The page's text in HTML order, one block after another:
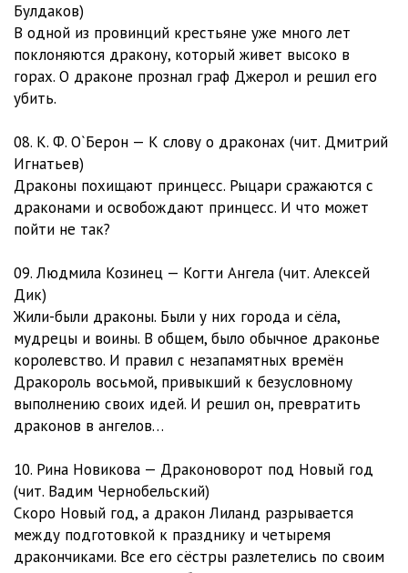
Булдаков)
В одной из провинций крестьяне уже много лет
поклоняются дракону, который живет высоко в
горах. О драконе прознал граф Джерол и решил его
убить.
08. К. Ф. О`Берон — К слову о драконах (чит. Дмитрий
Игнатьев)
Драконы похищают принцесс. Рыцари сражаются с
драконами и освобождают принцесс. И что может
пойти не так?
09. Людмила Козинец — Когти Ангела (чит. Алексей
Дик)
Жили-были драконы. Были у них города и сёла,
мудрецы и воины. В общем, было обычное драконье
королевство. И правил с незапамятных времён
Дракороль восьмой, привыкший к безусловному
выполнению своих идей. И решил он, превратить
драконов в ангелов…
10. Рина Новикова — Драконоворот под Новый год
(чит. Вадим Чернобельский)
Скоро Новый год, а дракон Лиланд разрывается
между подготовкой к празднику и четыремя
дракончиками. Все его сёстры разлетелись по своим